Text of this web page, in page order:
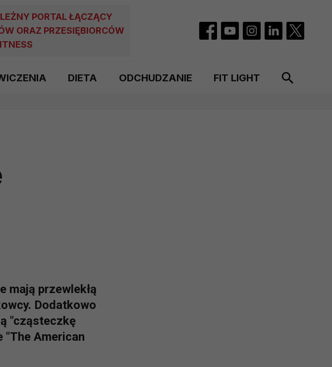
PORTAL ŁĄCZĄCY
ORAZ PRZESIĘBIORCÓW
DIETA ODCHUDZANIE FIT LIGHT
mają przewlekłą
Dodatkowo
"cząsteczkę
"The American